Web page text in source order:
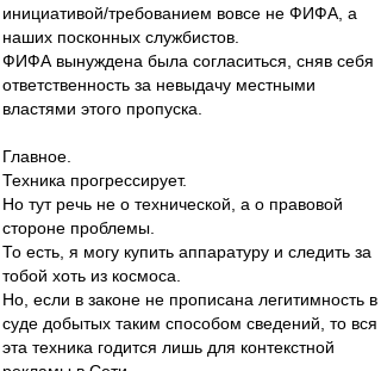
инициативой/требованием вовсе не ФИФА, а
наших посконных службистов.
ФИФА вынуждена была согласиться, сняв себя
ответственность за невыдачу местными
властями этого пропуска.
Главное.
Техника прогрессирует.
Но тут речь не о технической, а о правовой
стороне проблемы.
То есть, я могу купить аппаратуру и следить за
тобой хоть из космоса.
Но, если в законе не прописана легитимность в
суде добытых таким способом сведений, то вся
эта техника годится лишь для контекстной